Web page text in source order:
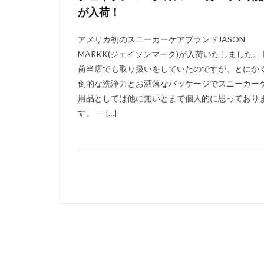
が入荷！
アメリカ初のスニーカーケアブランドJASON
MARKK(ジェイソンマーク)が入荷いたしました。
前当店でも取り扱いをしていたのですが、とにか
倒的な洗浄力とお洒落なパッケージでスニーカー
用品としては他に無いとまで個人的に思っており
す。 一 […]